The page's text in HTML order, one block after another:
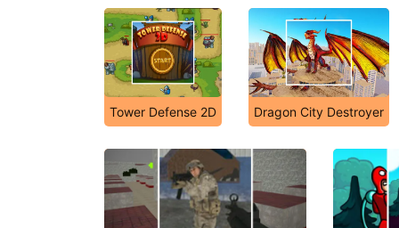
Tower Defense 2D Dragon City Destroyer